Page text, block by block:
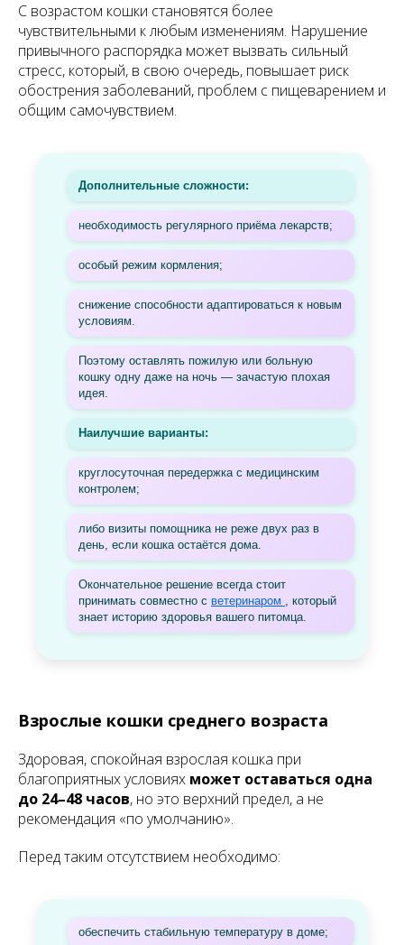
С возрастом кошки становятся более
чувствительными к любым изменениям. Нарушение
привычного распорядка может вызвать сильный
стресс, который, в свою очередь, повышает риск
обострения заболеваний, проблем с пищеварением и
общим самочувствием.
Дополнительные сложности:
необходимость регулярного приёма лекарств;
особый режим кормления;
снижение способности адаптироваться к новым
условиям.
Поэтому оставлять пожилую или больную
кошку одну даже на ночь — зачастую плохая
идея.
Наилучшие варианты:
круглосуточная передержка с медицинским
контролем;
либо визиты помощника не реже двух раз в
день, если кошка остаётся дома.
Окончательное решение всегда стоит
принимать совместно с ветеринаром , который
знает историю здоровья вашего питомца.
Взрослые кошки среднего возраста
Здоровая, спокойная взрослая кошка при
благоприятных условиях может оставаться одна
до 24–48 часов, но это верхний предел, а не
рекомендация «по умолчанию».
Перед таким отсутствием необходимо:
обеспечить стабильную температуру в доме;